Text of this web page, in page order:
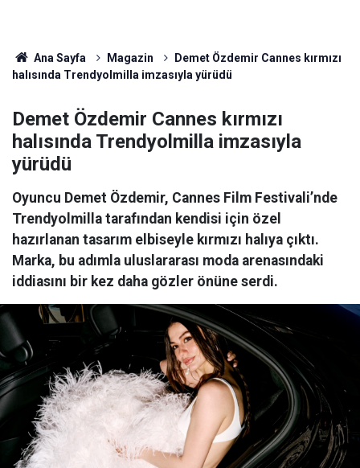
Ana Sayfa Magazin
Demet Özdemir Cannes kırmızı
halısında Trendyolmilla imzasıyla yürüdü
Demet Özdemir Cannes kırmızı
halısında Trendyolmilla imzasıyla
yürüdü
Oyuncu Demet Özdemir, Cannes Film Festivali’nde
Trendyolmilla tarafından kendisi için özel
hazırlanan tasarım elbiseyle kırmızı halıya çıktı.
Marka, bu adımla uluslararası moda arenasındaki
iddiasını bir kez daha gözler önüne serdi.